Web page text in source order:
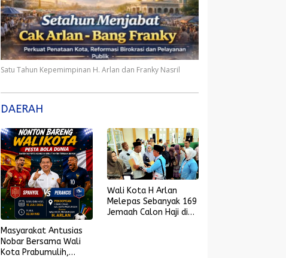
Satu Tahun Kepemimpinan H. Arlan dan Franky Nasril
DAERAH
Masyarakat Antusias
Nobar Bersama Wali
Kota Prabumulih,
Wali Kota H Arlan
Melepas Sebanyak 169
Jemaah Calon Haji di